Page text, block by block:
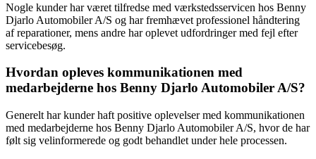
Nogle kunder har været tilfredse med værkstedsservicen hos Benny
Djarlo Automobiler A/S og har fremhævet professionel håndtering
af reparationer, mens andre har oplevet udfordringer med fejl efter
servicebesøg.
Hvordan opleves kommunikationen med
medarbejderne hos Benny Djarlo Automobiler A/S?
Generelt har kunder haft positive oplevelser med kommunikationen
med medarbejderne hos Benny Djarlo Automobiler A/S, hvor de har
følt sig velinformerede og godt behandlet under hele processen.